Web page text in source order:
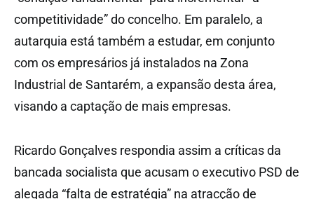
competitividade” do concelho. Em paralelo, a
autarquia está também a estudar, em conjunto
com os empresários já instalados na Zona
Industrial de Santarém, a expansão desta área,
visando a captação de mais empresas.
Ricardo Gonçalves respondia assim a críticas da
bancada socialista que acusam o executivo PSD de
alegada “falta de estratégia” na atracção de